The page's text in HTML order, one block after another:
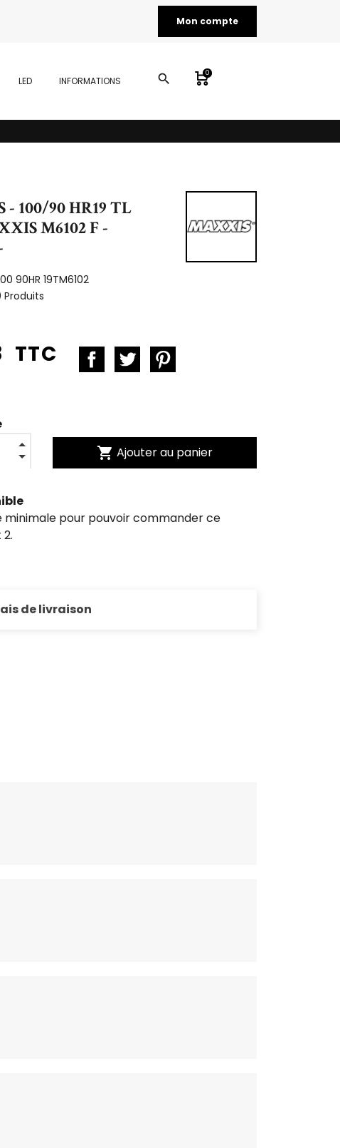
Mon compte
LED INFORMATIONS search 0
100/90 HR19 TL
M6102 F -
90HR 19TM6102
Produits
TTC
shopping_cart Ajouter au panier
minimale pour pouvoir commander ce
de livraison